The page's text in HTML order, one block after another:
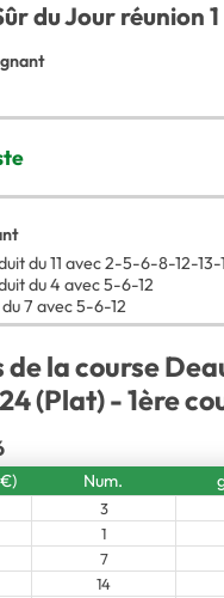
du Jour réunion 1
du 11 avec 2-5-6-8-12-13-
du 4 avec 5-6-12
7 avec 5-6-12
de la course
(Plat) - 1ère
Num.
3
1
7
14